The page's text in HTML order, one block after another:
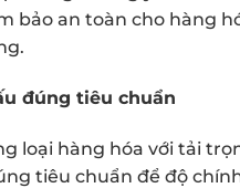
bảo an toàn cho hàng
đúng tiêu chuẩn
loại hàng hóa với tải
tiêu chuẩn để độ